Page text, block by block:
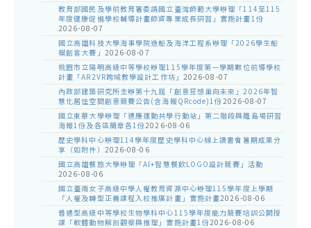
教育部國民及學前教育署委請國立臺灣師範大學辦理「114至115
年度健康促進學校輔導計畫師資專業成長研習」實施計畫1份
2026-08-07
國立高雄科技大學海事學院造船及海洋工程系辦理「2026學生船
模創客大賽」 2026-08-07
桃園市立陽明高級中等學校辦理115學年度第一學期數位前導學校
計畫「AR2VR跨域教學設計工作坊」 2026-08-07
內政部建築研究所主辦第十九屆「創意狂想巢向未來」2026年智
慧化居住空間創意競賽公告(含海報QRcode)1份2026-08-07
國立東華大學辦理「適應運動共學行動站」第二階段與離島場研習
海報1份及各區簡章各1份2026-08-06
歷史學科中心辦理114學年度歷史學科中心線上讀書會暑期成果分
享（如附件） 2026-08-06
國立高雄餐旅大學辦理「AI+智慧餐飲LOGO設計競賽」活動
2026-08-06
國立臺南女子高級中學人權教育資源中心辦理115學年度上學期
「人權及轉型正義課程入校推廣計畫」實施計畫2026-08-06
普通型高級中等學校生物學科中心115學年度能力競賽培訓公開授
課「軟體動物解剖觀察與推理」實施計畫1份2026-08-06